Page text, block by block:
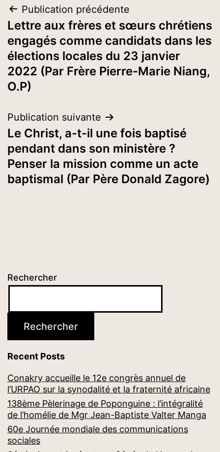
Navigation
de
l’article
Publication précédente
Lettre aux frères et sœurs chrétiens
engagés comme candidats dans les
élections locales du 23 janvier
2022 (Par Frère Pierre-Marie Niang,
O.P)
Publication suivante
Le Christ, a-t-il une fois baptisé
pendant dans son ministère ?
Penser la mission comme un acte
baptismal (Par Père Donald Zagore)
Rechercher
Rechercher
Recent Posts
Conakry accueille le 12e congrès annuel de
l’URPAO sur la synodalité et la fraternité africaine
138ème Pèlerinage de Poponguine : l’intégralité
de l’homélie de Mgr Jean-Baptiste Valter Manga
60e Journée mondiale des communications
sociales